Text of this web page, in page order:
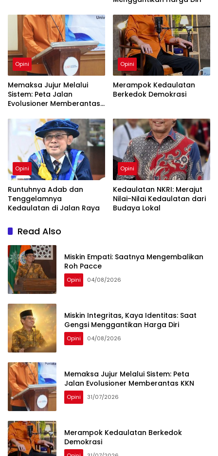
Opini
Memaksa Jujur Melalui
Sistem: Peta Jalan
Evolusioner Memberantas
Opini
Merampok Kedaulatan
Berkedok Demokrasi
Opini
Runtuhnya Adab dan
Tenggelamnya
Kedaulatan di Jalan Raya
Opini
Kedaulatan NKRI: Merajut
Nilai-Nilai Kedaulatan dari
Budaya Lokal
Read Also
Miskin Empati: Saatnya Mengembalikan
Roh Pacce
Opini 04/08/2026
Miskin Integritas, Kaya Identitas: Saat
Gengsi Menggantikan Harga Diri
Opini 04/08/2026
Memaksa Jujur Melalui Sistem: Peta
Jalan Evolusioner Memberantas KKN
Opini 31/07/2026
Merampok Kedaulatan Berkedok
Demokrasi